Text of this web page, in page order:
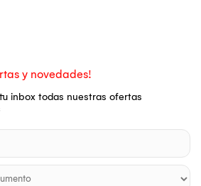
y novedades!
inbox todas nuestras ofertas